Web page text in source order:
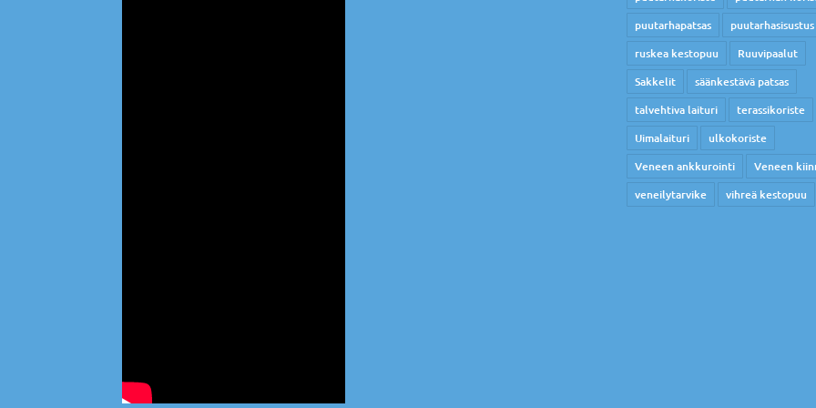
puutarhapatsas
puutarhasisustus
ruskea kestopuu
Ruuvipaalut
Sakkelit
säänkestävä patsas
talvehtiva laituri
terassikoriste
Uimalaituri
ulkokoriste
Veneen ankkurointi
Veneen
veneilytarvike
vihreä kestopuu